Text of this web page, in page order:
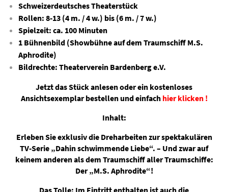
Schweizerdeutsches Theaterstück
Rollen: 8-13 (4 m. / 4 w.) bis (6 m. / 7 w.)
Spielzeit: ca. 100 Minuten
1 Bühnenbild (Showbühne auf dem Traumschiff M.S.
Aphrodite)
Bildrechte: Theaterverein Bardenberg e.V.
Jetzt das Stück anlesen oder ein kostenloses
Ansichtsexemplar bestellen und einfach hier klicken !
Inhalt:
Erleben Sie exklusiv die Dreharbeiten zur spektakulären
TV-Serie „Dahin schwimmende Liebe“. – Und zwar auf
keinem anderen als dem Traumschiff aller Traumschiffe:
Der „M.S. Aphrodite“!